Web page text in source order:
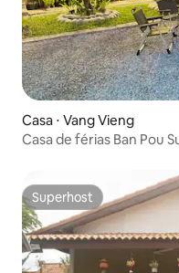
Casa ⋅ Vang Vieng
Casa de férias Ban Pou
Superhost
Superhost